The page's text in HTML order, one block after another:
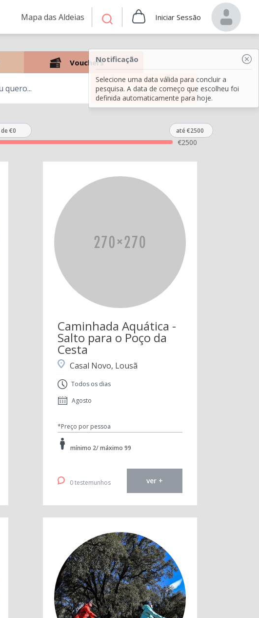
Mapa das Aldeias Iniciar Sessão
Notificação
Selecione uma data válida para concluir a
pesquisa. A data de começo que escolheu foi
definida automaticamente para hoje.
Vouchers
Pesquisar
de €0 até €2500
€2500
Caminhada Aquática -
Salto para o Poço da
Cesta
Casal Novo, Lousã
Todos os dias
Agosto
*Preço por pessoa
mínimo 2/ máximo 99
0 testemunhos ver +